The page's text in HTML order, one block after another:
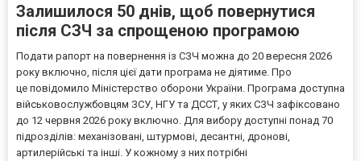
Залишилося 50 днів, щоб повернутися
після СЗЧ за спрощеною програмою
Подати рапорт на повернення із СЗЧ можна до 20 вересня 2026
року включно, після цієї дати програма не діятиме. Про
це повідомило Міністерство оборони України. Програма доступна
військовослужбовцям ЗСУ, НГУ та ДССТ, у яких СЗЧ зафіксовано
до 12 червня 2026 року включно. Для вибору доступні понад 70
підрозділів: механізовані, штурмові, десантні, дронові,
артилерійські та інші. У кожному з них потрібні